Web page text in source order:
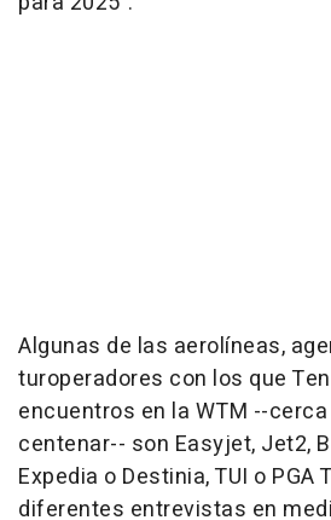
Algunas de las aerolíneas,
turoperadores con los que
encuentros en la WTM --
centenar-- son Easyjet, Jet2,
Expedia o Destinia, TUI o PGA
diferentes entrevistas en